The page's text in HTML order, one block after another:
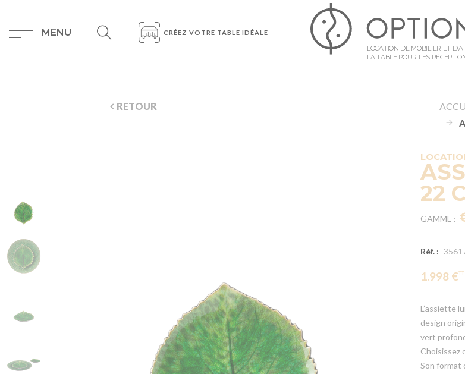
MENU CRÉEZ VOTRE TABLE IDÉALE
LOCATION DE MOBILIER ET
LA TABLE POUR LES
RETOUR
22
GAMME :
Réf. :
1.998 €
L’assiette
design
vert
Choisissez
Son format